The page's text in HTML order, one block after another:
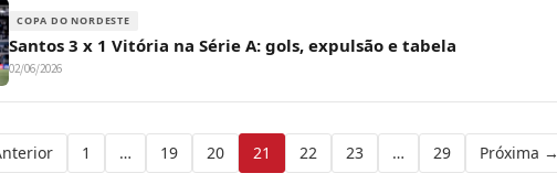
COPA DO NORDESTE
Santos 3 x 1 Vitória na Série A: gols, expulsão e tabela
02/06/2026
1 … 19 20 21 22 23 … 29 Próxima →